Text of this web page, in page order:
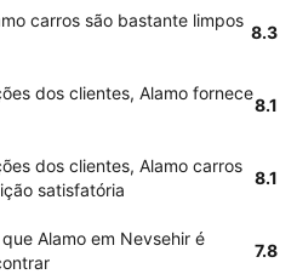
carros são bastante limpos
8.3
dos clientes, Alamo fornece
8.1
dos clientes, Alamo carros
satisfatória
8.1
Alamo em Nevsehir é
7.8